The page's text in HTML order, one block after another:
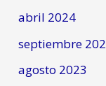
abril 2024
septiembre
agosto 2023